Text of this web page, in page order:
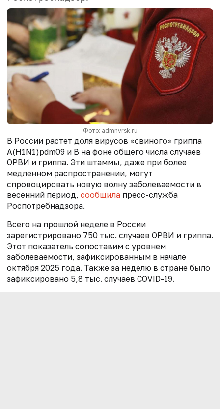
Фото: admnvrsk.ru
В России растет доля вирусов «свиного» гриппа
A(H1N1)pdm09 и B на фоне общего числа случаев
ОРВИ и гриппа. Эти штаммы, даже при более
медленном распространении, могут
спровоцировать новую волну заболеваемости в
весенний период, сообщила пресс-служба
Роспотребнадзора.
Всего на прошлой неделе в России
зарегистрировано 750 тыс. случаев ОРВИ и гриппа.
Этот показатель сопоставим с уровнем
заболеваемости, зафиксированным в начале
октября 2025 года. Также за неделю в стране было
зафиксировано 5,8 тыс. случаев COVID-19.